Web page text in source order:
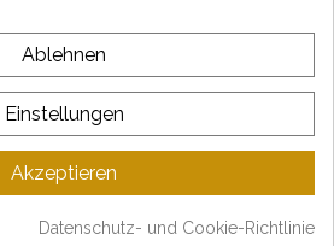
Ablehnen
Einstellungen
Akzeptieren
Datenschutz- und Cookie-Richtlinie